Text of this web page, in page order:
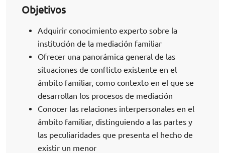
Objetivos
Adquirir conocimiento experto sobre la
institución de la mediación familiar
Ofrecer una panorámica general de las
situaciones de conflicto existente en el
ámbito familiar, como contexto en el que se
desarrollan los procesos de mediación
Conocer las relaciones interpersonales en el
ámbito familiar, distinguiendo a las partes y
las peculiaridades que presenta el hecho de
existir un menor